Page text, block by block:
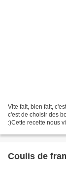
Vite fait, bien fait,
c'est de choisir des
:)Cette recette nous
Coulis de